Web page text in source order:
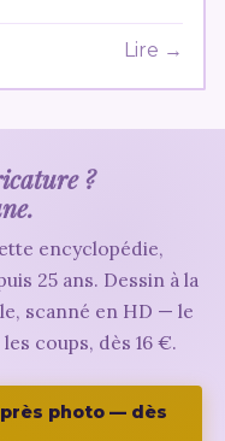
Lire →
?
encyclopédie,
25 ans. Dessin à la
scanné en HD — le
coups, dès 16 €.
photo — dès